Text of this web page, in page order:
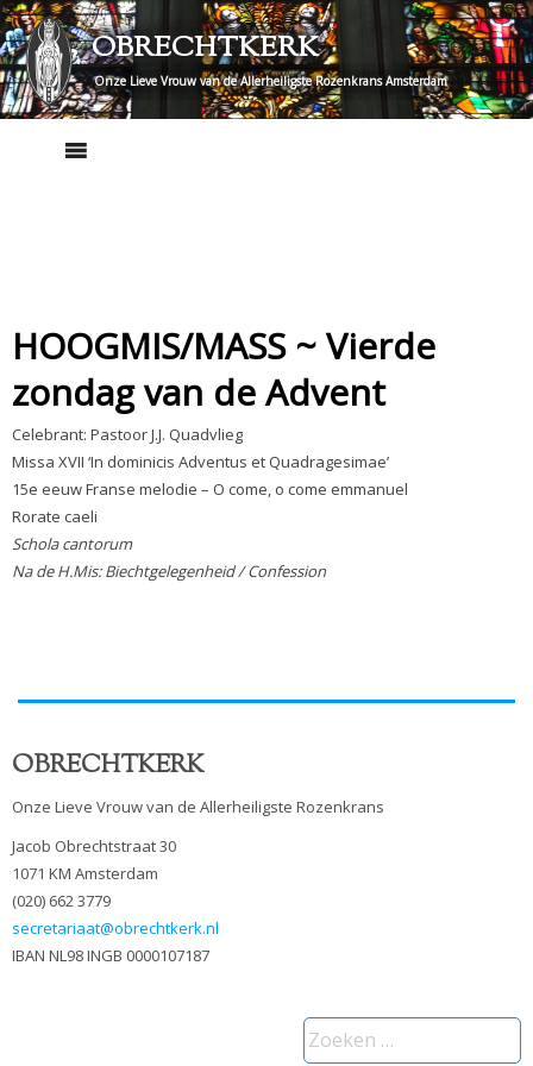
Skip
to
content
OBRECHTKERK
Onze Lieve Vrouw van de Allerheiligste Rozenkrans Amsterdam
HOOGMIS/MASS ~ Vierde
zondag van de Advent
Celebrant: Pastoor J.J. Quadvlieg
Missa XVII ‘In dominicis Adventus et Quadragesimae’
15e eeuw Franse melodie – O come, o come emmanuel
Rorate caeli
Schola cantorum
Na de H.Mis: Biechtgelegenheid / Confession
OBRECHTKERK
Onze Lieve Vrouw van de Allerheiligste Rozenkrans
Jacob Obrechtstraat 30
1071 KM Amsterdam
(020) 662 3779
secretariaat@obrechtkerk.nl
IBAN NL98 INGB 0000107187
Zoeken
naar: